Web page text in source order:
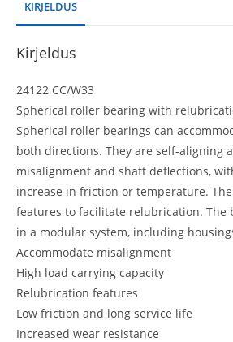
KIRJELDUS
Kirjeldus
24122 CC/W33
Spherical roller bearing with
Spherical roller bearings can
both directions. They are self-aligning
misalignment and shaft deflections,
increase in friction or temperature.
features to facilitate relubrication. The
in a modular system, including
Accommodate misalignment
High load carrying capacity
Relubrication features
Low friction and long service life
Increased wear resistance